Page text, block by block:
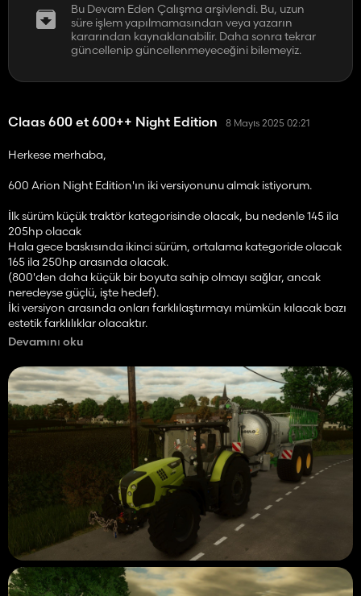
Bu Devam Eden Çalışma arşivlendi. Bu, uzun
süre işlem yapılmamasından veya yazarın
kararından kaynaklanabilir. Daha sonra tekrar
güncellenip güncellenmeyeceğini bilemeyiz.
Claas 600 et 600++ Night Edition 8 Mayıs 2025 02:21
Herkese merhaba,
600 Arion Night Edition'ın iki versiyonunu almak istiyorum.
İlk sürüm küçük traktör kategorisinde olacak, bu nedenle 145 ila
205hp olacak
Hala gece baskısında ikinci sürüm, ortalama kategoride olacak
165 ila 250hp arasında olacak.
(800'den daha küçük bir boyuta sahip olmayı sağlar, ancak
neredeyse güçlü, işte hedef).
İki versiyon arasında onları farklılaştırmayı mümkün kılacak bazı
estetik farklılıklar olacaktır.
çıkmalı!
Motivasyon ve zamanım varsa, Claas 800 Axion'un bir gece
baskısı versiyonunu yapabilirim.
Devamını oku